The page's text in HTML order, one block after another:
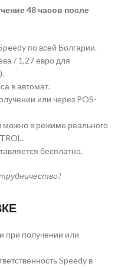
48 часов после
по всей Болгарии.
/ 1,27 евро для
в автомат.
или через POS-
можно в режиме реального
бесплатно.
при получении или
Speedy в